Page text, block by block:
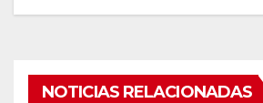
NOTICIAS RELACIONADAS